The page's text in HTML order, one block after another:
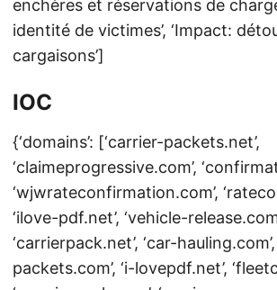
enchères et réservations de
identité de victimes’, ‘Impact:
cargaisons’]
IOC
{‘domains’: [‘carrier-packets.net’,
‘claimeprogressive.com’,
‘wjwrateconfirmation.com’,
‘ilove-pdf.net’, ‘vehicle-
‘carrierpack.net’, ‘car-
packets.com’, ‘i-lovepdf.net’,